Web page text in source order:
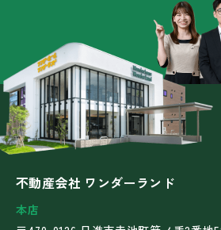
不動産会社 ワンダーランド
本店